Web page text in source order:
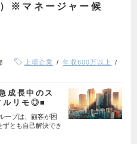
※マネージャー候
上場企業
年収600万以上
成長中のス
ルリモ◎■
ープは、顧客が困
ずとも自己解決でき